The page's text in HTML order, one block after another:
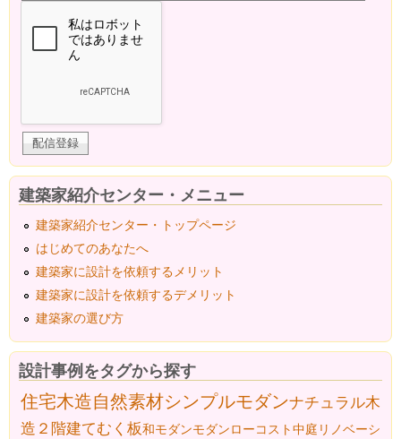
建築家紹介センター・メニュー
建築家紹介センター・トップページ
はじめてのあなたへ
建築家に設計を依頼するメリット
建築家に設計を依頼するデメリット
建築家の選び方
設計事例をタグから探す
住宅木造自然素材シンプルモダンナチュラル木
造２階建てむく板和モダンモダンローコスト中庭 リノベーシ